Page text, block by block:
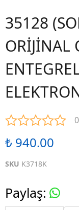
35128
ORİJİNAL
₺ 940.00
SKU K3718K
Paylaş: